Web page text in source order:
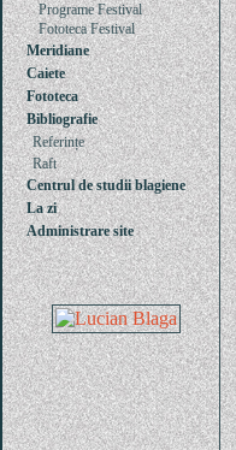
Programe Festival
Fototeca Festival
Meridiane
Caiete
Fototeca
Bibliografie
Referințe
Raft
Centrul de studii blagiene
La zi
Administrare site